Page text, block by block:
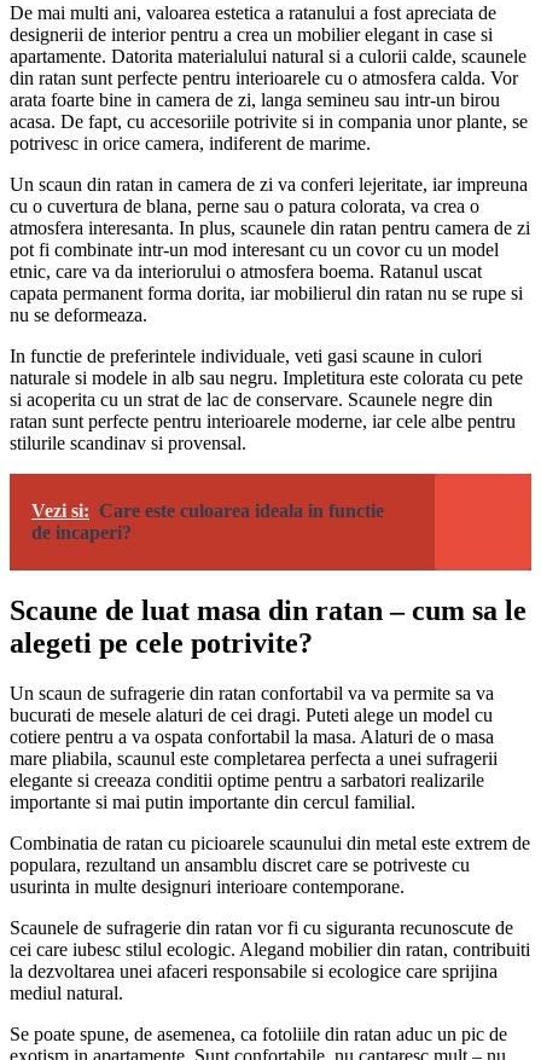
De mai multi ani, valoarea estetica a ratanului a fost apreciata de
designerii de interior pentru a crea un mobilier elegant in case si
apartamente. Datorita materialului natural si a culorii calde, scaunele
din ratan sunt perfecte pentru interioarele cu o atmosfera calda. Vor
arata foarte bine in camera de zi, langa semineu sau intr-un birou
acasa. De fapt, cu accesoriile potrivite si in compania unor plante, se
potrivesc in orice camera, indiferent de marime.
Un scaun din ratan in camera de zi va conferi lejeritate, iar impreuna
cu o cuvertura de blana, perne sau o patura colorata, va crea o
atmosfera interesanta. In plus, scaunele din ratan pentru camera de zi
pot fi combinate intr-un mod interesant cu un covor cu un model
etnic, care va da interiorului o atmosfera boema. Ratanul uscat
capata permanent forma dorita, iar mobilierul din ratan nu se rupe si
nu se deformeaza.
In functie de preferintele individuale, veti gasi scaune in culori
naturale si modele in alb sau negru. Impletitura este colorata cu pete
si acoperita cu un strat de lac de conservare. Scaunele negre din
ratan sunt perfecte pentru interioarele moderne, iar cele albe pentru
stilurile scandinav si provensal.
Vezi si: Care este culoarea ideala in functie
de incaperi?
Scaune de luat masa din ratan – cum sa le
alegeti pe cele potrivite?
Un scaun de sufragerie din ratan confortabil va va permite sa va
bucurati de mesele alaturi de cei dragi. Puteti alege un model cu
cotiere pentru a va ospata confortabil la masa. Alaturi de o masa
mare pliabila, scaunul este completarea perfecta a unei sufragerii
elegante si creeaza conditii optime pentru a sarbatori realizarile
importante si mai putin importante din cercul familial.
Combinatia de ratan cu picioarele scaunului din metal este extrem de
populara, rezultand un ansamblu discret care se potriveste cu
usurinta in multe designuri interioare contemporane.
Scaunele de sufragerie din ratan vor fi cu siguranta recunoscute de
cei care iubesc stilul ecologic. Alegand mobilier din ratan, contribuiti
la dezvoltarea unei afaceri responsabile si ecologice care sprijina
mediul natural.
Se poate spune, de asemenea, ca fotoliile din ratan aduc un pic de